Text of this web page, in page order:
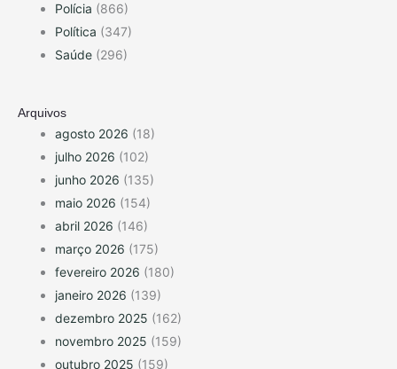
Polícia (866)
Política (347)
Saúde (296)
Arquivos
agosto 2026 (18)
julho 2026 (102)
junho 2026 (135)
maio 2026 (154)
abril 2026 (146)
março 2026 (175)
fevereiro 2026 (180)
janeiro 2026 (139)
dezembro 2025 (162)
novembro 2025 (159)
outubro 2025 (159)